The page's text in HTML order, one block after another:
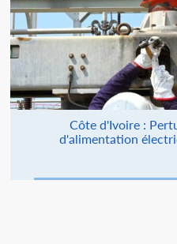
Côte d'Ivoire :
d'alimentation